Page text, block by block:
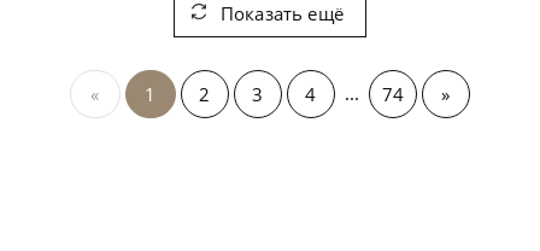
Показать ещё
« 1 2 3 4 ... 74 »